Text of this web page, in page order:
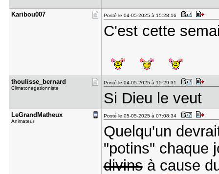
Karibou007 Posté le 04-05-2025 à 15:28:16
C'est cette
thoulisse_​bernard
Climatonégationniste
Posté le 04-05-2025 à 15:29:31
Si Dieu le veut
LeGrandMat​heux
Animateur
Posté le 05-05-2025 à 07:08:34
Quelqu'un
"potins" chaque
divinsà cause